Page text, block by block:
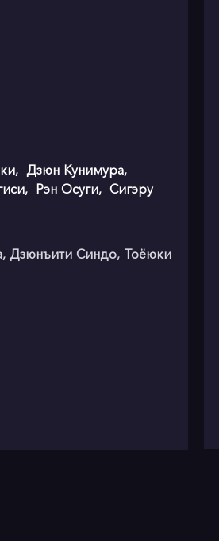
, Дзюн Кунимура,
, Рэн Осуги, Сигэру
Дзюнъити Синдо, Тоёюки